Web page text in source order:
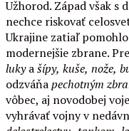
Užhorod. Západ však s
nechce riskovať
Ukrajine zatiaľ
modernejšie zbrane.
lukyašípy, kuše, nože,
odzváňapechotným
vôbec, aj novodobej
vyhrávať vojny v